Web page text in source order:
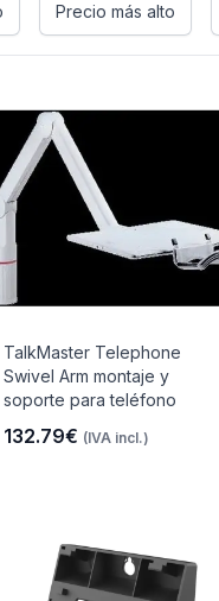
Precio más alto
TalkMaster Telephone
Swivel Arm montaje y
soporte para teléfono
132.79€ (IVA incl.)